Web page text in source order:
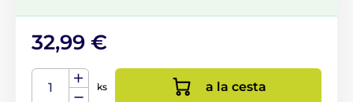
32,99 €
ks a la cesta